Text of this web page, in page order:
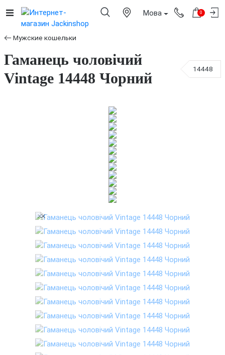
Мова 0
Мужские кошельки
Гаманець чоловічий
Vintage 14448 Чорний
14448